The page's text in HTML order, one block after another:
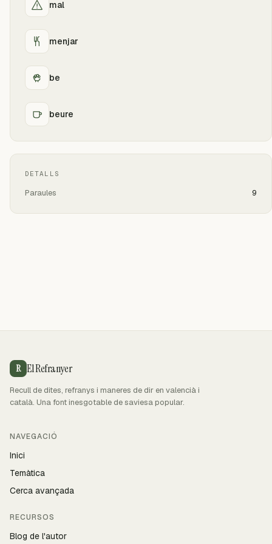
mal
menjar
be
beure
DETALLS
Paraules 9
R El Refranyer
Recull de dites, refranys i maneres de dir en valencià i
català. Una font inesgotable de saviesa popular.
NAVEGACIÓ
Inici
Temàtica
Cerca avançada
RECURSOS
Blog de l'autor